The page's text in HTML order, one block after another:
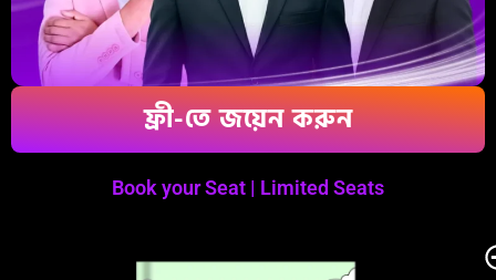
ফ্রী-তে জয়েন করুন
Book your Seat | Limited Seats